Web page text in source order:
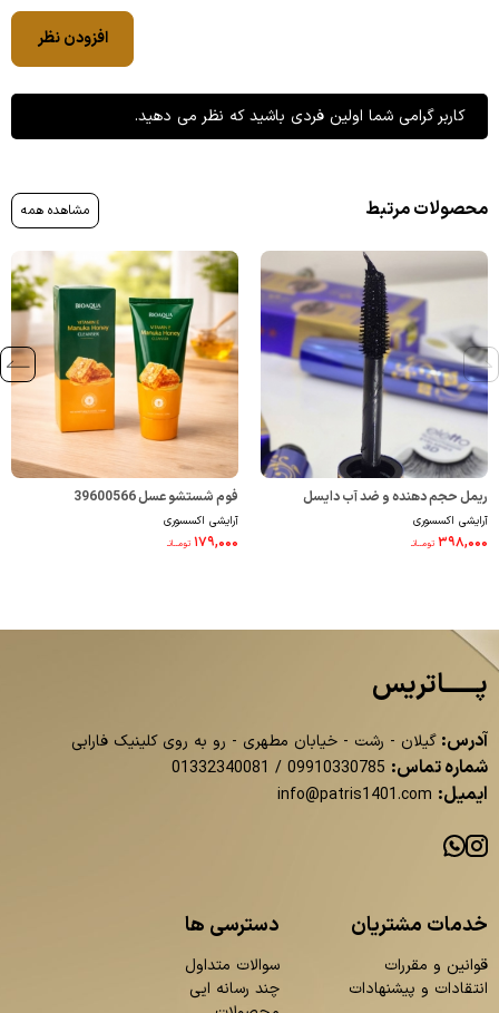
افزودن نظر
کاربر گرامی شما اولین فردی باشید که نظر می دهید.
محصولات مرتبط مشاهده همه
ریمل حجم دهنده و ضد آب دایسل
4710015
آرایشی اکسسوری
۳۹۸,۰۰۰ تومــانـ
فوم شستشو عسل 39600566
آرایشی اکسسوری
۱۷۹,۰۰۰ تومــانـ
پــــــاتریس
آدرس: گیلان - رشت - خیابان مطهری - رو به روی کلینیک فارابی
شماره تماس: 09910330785
/
01332340081
ایمیل: info@patris1401.com
خدمات مشتریان
قوانین و مقررات
انتقادات و پیشنهادات
دسترسی ها
سوالات متداول
چند رسانه ایی